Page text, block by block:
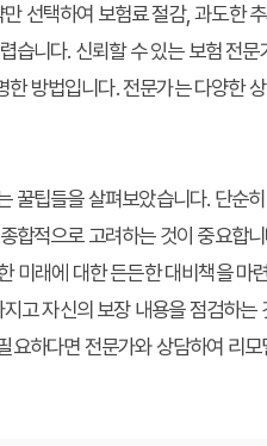
선택하여 보험료 절감, 과도한
니다. 신뢰할 수 있는 보험 전
방법입니다. 전문가는 다양한
꿀팁들을 살펴보았습니다. 단순
합적으로 고려하는 것이 중요합
미래에 대한 든든한 대비책을 마
고 자신의 보장 내용을 점검하는
하다면 전문가와 상담하여 리